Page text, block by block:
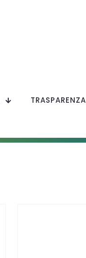
TRASPARENZA